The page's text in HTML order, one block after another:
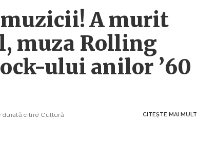
A murit
muza Rolling
ului anilor ’60
durată citire Cultură CITEȘTE MAI MULT